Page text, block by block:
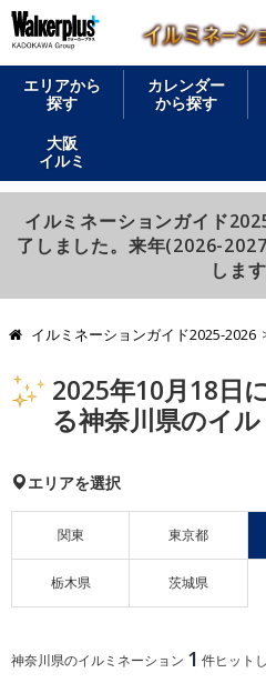
エリアから
探す
カレンダー
から探す
大阪
イルミ
イルミネーションガイド
了しました。来年(2026-
します
イルミネーションガイド2025-2026
2025年10月18日
る神奈川県のイ
エリアを選択
関東 東京都
栃木県 茨城県
神奈川県のイルミネーション 1 件ヒット